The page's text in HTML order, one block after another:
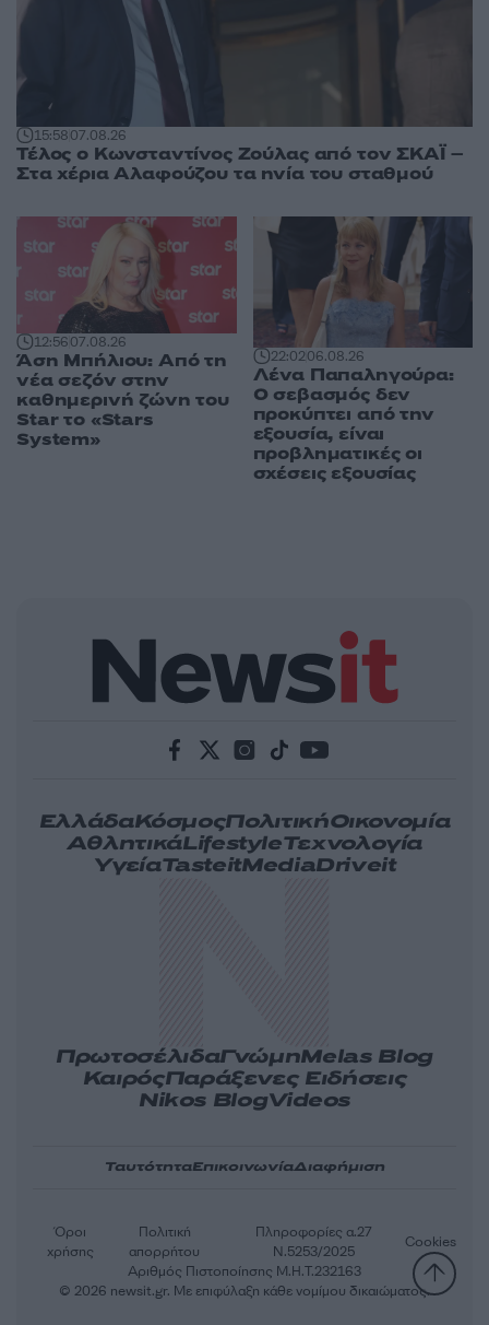
15:5807.08.26
Τέλος ο Κωνσταντίνος Ζούλας από τον ΣΚΑΪ –
Στα χέρια Αλαφούζου τα ηνία του σταθμού
12:5607.08.26
Άση Μπήλιου: Από τη
νέα σεζόν στην
καθημερινή ζώνη του
Star το «Stars
System»
22:0206.08.26
Λένα Παπαληγούρα:
Ο σεβασμός δεν
προκύπτει από την
εξουσία, είναι
προβληματικές οι
σχέσεις εξουσίας
ΕλλάδαΚόσμοςΠολιτικήΟικονομία
ΑθλητικάLifestyleΤεχνολογία
ΥγείαTasteitMediaDriveit
ΠρωτοσέλιδαΓνώμηMelas Blog
ΚαιρόςΠαράξενες Ειδήσεις
Nikos BlogVideos
ΤαυτότηταΕπικοινωνίαΔιαφήμιση
Αριθμός Πιστοποίησης Μ.Η.Τ.232163
Όροι
χρήσης
Πολιτική
απορρήτου
Πληροφορίες α.27
Ν.5253/2025
Cookies
© 2026 newsit.gr. Με επιφύλαξη κάθε νομίμου δικαιώματος.